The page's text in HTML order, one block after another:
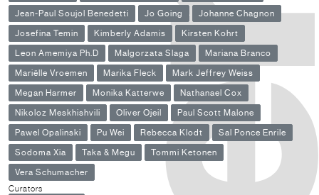
Jean-Paul Soujol Benedetti
Jo Going
Johanne Chagnon
Josefina Temin
Kimberly Adamis
Kirsten Kohrt
Leon Amemiya Ph.D
Malgorzata Slaga
Mariana Branco
Mariëlle Vroemen
Marika Fleck
Mark Jeffrey Weiss
Megan Harmer
Monika Katterwe
Nathanael Cox
Nikoloz Meskhishvili
Oliver Ojeil
Paul Scott Malone
Pawel Opalinski
Pu Wei Rebecca Klodt
Sal Ponce Enrile
Sodoma Xia
Taka & Megu
Tommi Ketonen
Vera Schumacher
Curators